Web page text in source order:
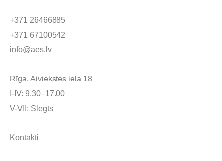
+371 26466885
+371 67100542
info@aes.lv
Rīga, Aiviekstes iela 18
I-IV: 9.30–17.00
V-VII: Slēgts
Kontakti